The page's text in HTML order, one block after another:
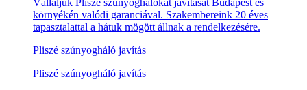
Vállaljuk Pliszé szúnyoghálókat javítását Budapest és
környékén valódi garanciával. Szakembereink 20 éves
tapasztalattal a hátuk mögött állnak a rendelkezésére.
Pliszé szúnyogháló javítás
Pliszé szúnyogháló javítás